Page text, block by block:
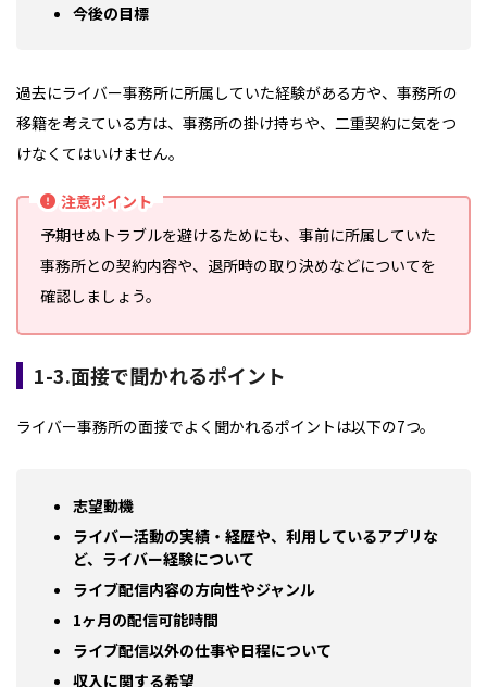
今後の目標
過去にライバー事務所に所属していた経験がある方や、事務所の
移籍を考えている方は、事務所の掛け持ちや、二重契約に気をつ
けなくてはいけません。
注意ポイント
予期せぬトラブルを避けるためにも、事前に所属していた
事務所との契約内容や、退所時の取り決めなどについてを
確認しましょう。
1-3.面接で聞かれるポイント
ライバー事務所の面接でよく聞かれるポイントは以下の7つ。
志望動機
ライバー活動の実績・経歴や、利用しているアプリな
ど、ライバー経験について
ライブ配信内容の方向性やジャンル
1ヶ月の配信可能時間
ライブ配信以外の仕事や日程について
収入に関する希望